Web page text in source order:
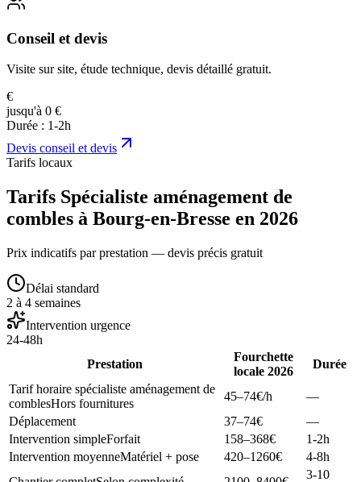
Conseil et devis
Visite sur site, étude technique, devis détaillé gratuit.
€
jusqu'à 0 €
Durée : 1-2h
Devis conseil et devis
Tarifs locaux
Tarifs Spécialiste aménagement de
combles à Bourg-en-Bresse en 2026
Prix indicatifs par prestation — devis précis gratuit
Délai standard
2 à 4 semaines
Intervention urgence
24-48h
Prestation
Fourchette
locale 2026
Durée
Tarif horaire spécialiste aménagement de
comblesHors fournitures
45–74€/h
—
Déplacement
37–74€
—
Intervention simpleForfait 158–368€
1-2h
Intervention moyenneMatériel + pose 420–1260€
4-8h
3-10